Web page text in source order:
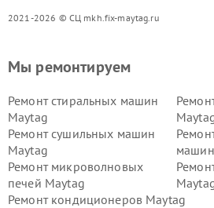
2021-2026 © СЦ mkh.fix-maytag.ru
Мы ремонтируем
Ремонт стиральных машин
Maytag
Ремонт сушильных машин
Maytag
Ремонт микроволновых
печей Maytag
Ремонт кондиционеров Maytag